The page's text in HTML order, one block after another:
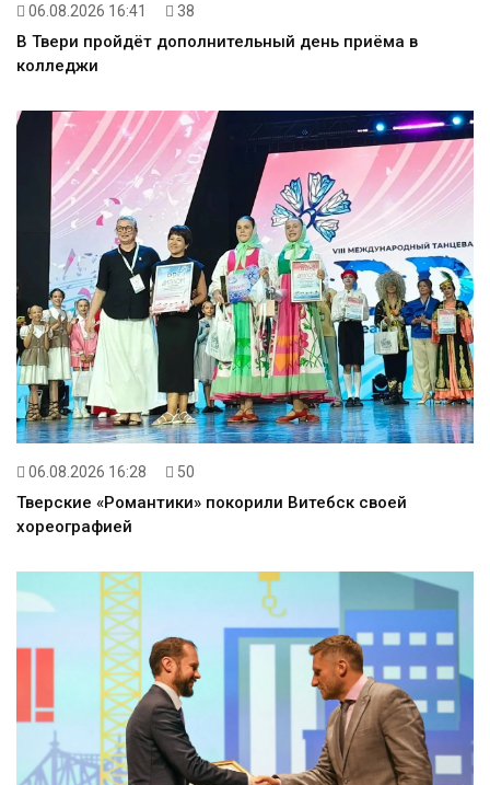
06.08.2026 16:41 38
В Твери пройдёт дополнительный день приёма в
колледжи
06.08.2026 16:28 50
Тверские «Романтики» покорили Витебск своей
хореографией